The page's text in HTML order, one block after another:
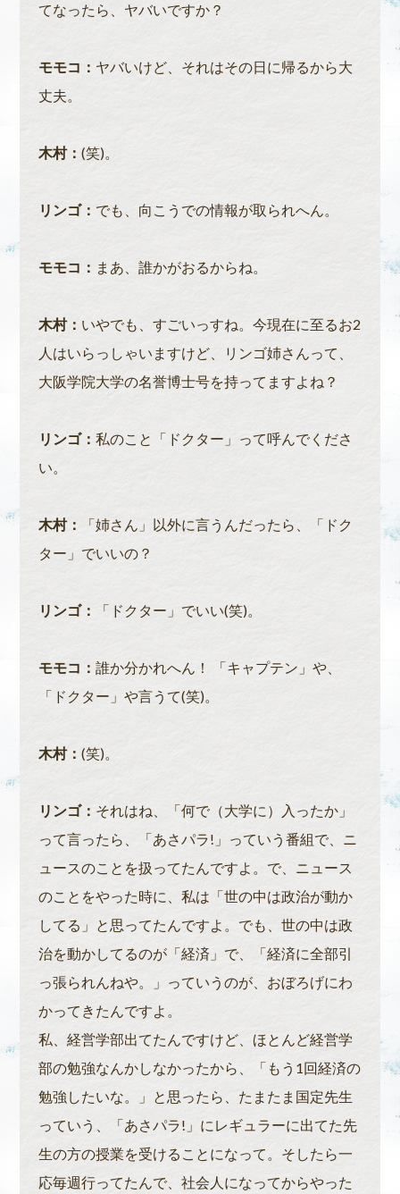
てなったら、ヤバいですか？
モモコ： ヤバいけど、それはその日に帰るから大
丈夫。
木村： (笑)。
リンゴ： でも、向こうでの情報が取られへん。
モモコ： まあ、誰かがおるからね。
木村： いやでも、すごいっすね。今現在に至るお2
人はいらっしゃいますけど、リンゴ姉さんって、
大阪学院大学の名誉博士号を持ってますよね？
リンゴ： 私のこと「ドクター」って呼んでくださ
い。
木村：
「姉さん」以外に言うんだったら、「ドク
ター」でいいの？
リンゴ： 「ドクター」でいい(笑)。
モモコ： 誰か分かれへん！ 「キャプテン」や、
「ドクター」や言うて(笑)。
木村： (笑)。
リンゴ： それはね、「何で（大学に）入ったか」
って言ったら、「あさパラ!」っていう番組で、ニ
ュースのことを扱ってたんですよ。で、ニュース
のことをやった時に、私は「世の中は政治が動か
してる」と思ってたんですよ。でも、世の中は政
治を動かしてるのが「経済」で、「経済に全部引
っ張られんねや。」っていうのが、おぼろげにわ
かってきたんですよ。
私、経営学部出てたんですけど、ほとんど経営学
部の勉強なんかしなかったから、「もう1回経済の
勉強したいな。」と思ったら、たまたま国定先生
っていう、「あさパラ!」にレギュラーに出てた先
生の方の授業を受けることになって。そしたら一
応毎週行ってたんで、社会人になってからやった